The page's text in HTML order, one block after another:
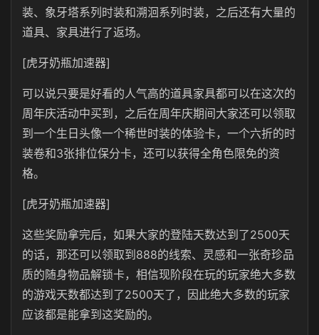
装、象牙塔系列时装和溯洄系列时装，之后还有大量的
道具、家具进行了返场。
[虎牙奶瓶加速器]
可以说只要是好看的人气高的道具家具都可以在这次的
周年庆活动中买到，之后在周年庆期间大家还可以领取
到一个生日头像一个稀世时装的体验卡，一个六折的时
装卷和3张排位保分卡，还可以获得全角色限免的资
格。
[虎牙奶瓶加速器]
这些奖励拿完后，如果大家的登陆天数达到了2500天
的话，那还可以领取到888的线索、灵感和一张奇珍品
质的随身物品解锁卡，相信现阶段在玩的玩家绝大多数
的游戏天数都达到了2500天了，因此绝大多数的玩家
应该都是能拿到这奖励的。